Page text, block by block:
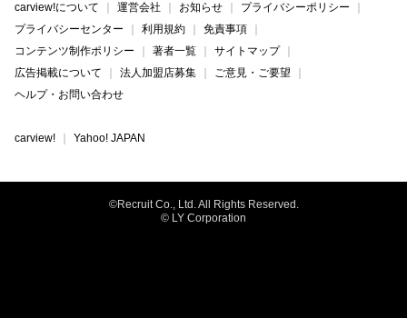
carview!について 運営会社 お知らせ
プライバシーポリシー
プライバシーセンター
利用規約
免責事項
コンテンツ制作ポリシー
著者一覧
サイトマップ
広告掲載について
法人加盟店募集
ご意見・ご要望
ヘルプ・お問い合わせ
carview! Yahoo! JAPAN
©Recruit Co., Ltd. All Rights Reserved.
© LY Corporation